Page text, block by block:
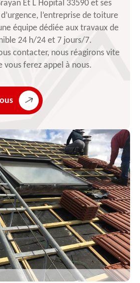
Et L Hopital 33590 et ses
l’entreprise de toiture
équipe dédiée aux travaux de
24 h/24 et 7 jours/7.
contacter, nous réagirons vite
vous ferez appel à nous.